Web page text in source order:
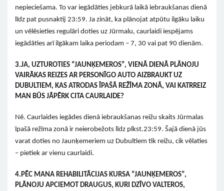
nepieciešama. To var iegādāties jebkurā laikā iebraukšanas dienā
līdz pat pusnaktij 23:59. Ja zināt, ka plānojat atpūtu ilgāku laiku
un vēlēsieties regulāri doties uz Jūrmalu, caurlaidi iespējams
iegādāties arī ilgākam laika periodam – 7, 30 vai pat 90 dienām.
3.JA, UZTUROTIES “JAUNĶEMEROS”, VIENĀ DIENĀ PLĀNOJU
VAIRĀKAS REIZES AR PERSONĪGO AUTO AIZBRAUKT UZ
DUBULTIEM, KAS ATRODAS ĪPAŠĀ REŽĪMA ZONĀ, VAI KATRREIZ
MAN BŪS JĀPĒRK CITA CAURLAIDE?
Nē. Caurlaides iegādes dienā iebraukšanas reižu skaits Jūrmalas
īpašā režīma zonā ir neierobežots līdz plkst.23:59. Šajā dienā jūs
varat doties no Jaunķemeriem uz Dubultiem tik reižu, cik vēlaties
– pietiek ar vienu caurlaidi.
4.PĒC MANA REHABILITĀCIJAS KURSA “JAUNĶEMEROS”,
PLĀNOJU APCIEMOT DRAUGUS, KURI DZĪVO VALTEROS,